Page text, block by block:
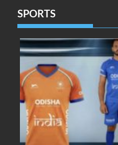
SPORTS